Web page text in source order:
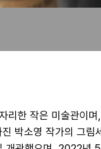
한 작은 미술관이
박소영 작가의 그림